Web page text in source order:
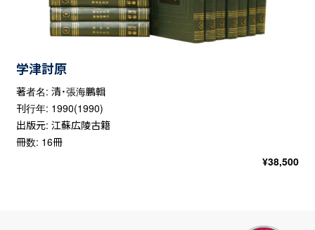
学津討原
著者名: 清・張海鵬輯
刊行年: 1990(1990)
出版元: 江蘇広陵古籍
冊数: 16冊
¥38,500